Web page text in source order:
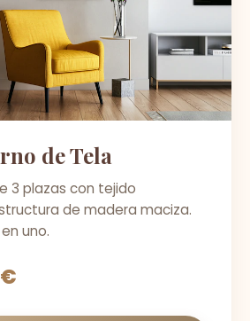
de Tela
3 plazas con tejido
de madera maciza.
uno.